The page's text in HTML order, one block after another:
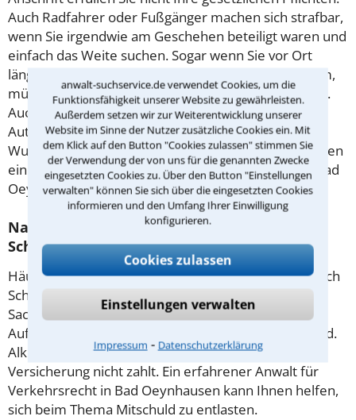
anwalt-suchservice.de verwendet Cookies, um die
Funktionsfähigkeit unserer Website zu gewährleisten.
Außerdem setzen wir zur Weiterentwicklung unserer
Website im Sinne der Nutzer zusätzliche Cookies ein. Mit
dem Klick auf den Button "Cookies zulassen" stimmen Sie
der Verwendung der von uns für die genannten Zwecke
eingesetzten Cookies zu. Über den Button "Einstellungen
verwalten" können Sie sich über die eingesetzten Cookies
informieren und den Umfang Ihrer Einwilligung
konfigurieren.
Cookies zulassen
Einstellungen verwalten
Impressum ⁃ Datenschutzerklärung
Auch Radfahrer oder Fußgänger machen sich strafbar,
wenn Sie irgendwie am Geschehen beteiligt waren und
einfach das Weite suchen. Sogar wenn Sie vor Ort
längere Zeit gewartet haben, ohne dass jemand kam,
müssen Sie sich unverzüglich bei der Polizei melden.
Auch wenn es nur ein Kratzer an einem geparkten
Auto war, müssen Sie Ihre Personalien angeben.
Wurden Sie wegenFahrerfluchtangezeigt, hilft Ihnen
ein erfahrener Rechtsanwalt für Verkehrsrecht in Bad
Oeynhausen.
Nach einem Unfall ist oft umstritten, wer
Schuld war.
Häufig kommt es zu einer Teilung der Haftung je nach
Schuldanteil. Oft ist vor Gericht das Gutachten eines
Sachverständigen entscheidend. Auch bei einem
Auffahrunfall ist nicht immer der Auffahrende Schuld.
Alkohol im Blut kann dazu führen, dass die
Versicherung nicht zahlt. Ein erfahrener Anwalt für
Verkehrsrecht in Bad Oeynhausen kann Ihnen helfen,
sich beim Thema Mitschuld zu entlasten.